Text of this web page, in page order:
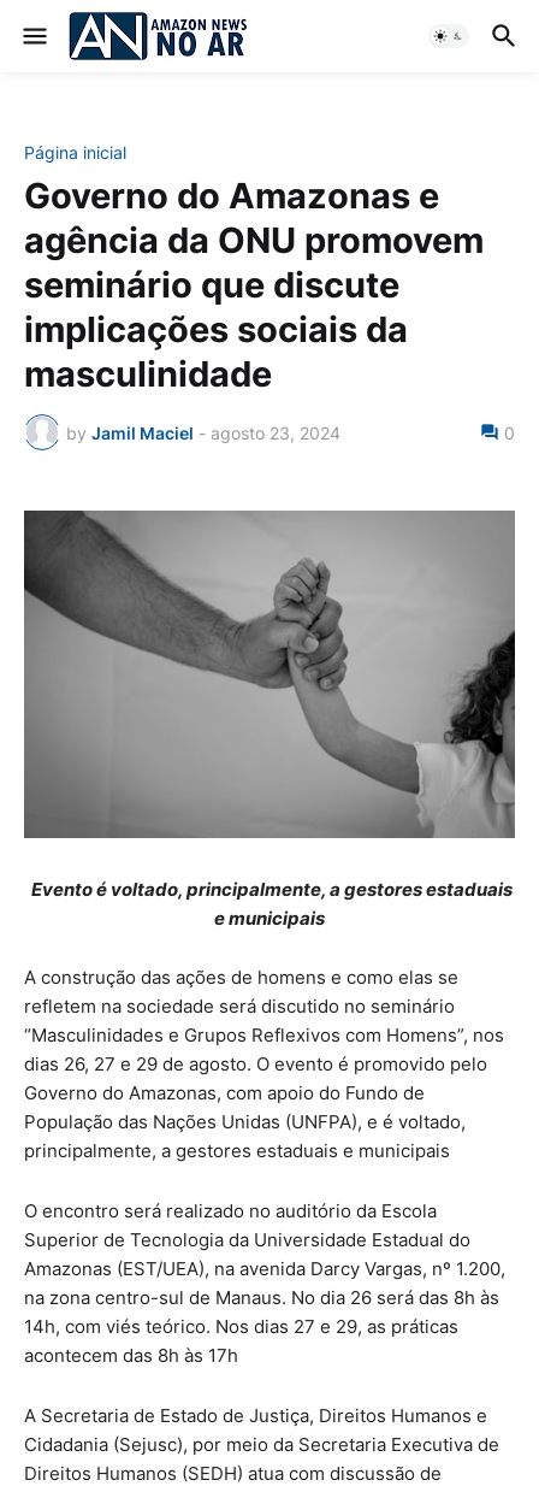
Página inicial
Governo do Amazonas e
agência da ONU promovem
seminário que discute
implicações sociais da
masculinidade
by Jamil Maciel - agosto 23, 2024 0
Evento é voltado, principalmente, a gestores estaduais
e municipais
A construção das ações de homens e como elas se
refletem na sociedade será discutido no seminário
“Masculinidades e Grupos Reflexivos com Homens”, nos
dias 26, 27 e 29 de agosto. O evento é promovido pelo
Governo do Amazonas, com apoio do Fundo de
População das Nações Unidas (UNFPA), e é voltado,
principalmente, a gestores estaduais e municipais
O encontro será realizado no auditório da Escola
Superior de Tecnologia da Universidade Estadual do
Amazonas (EST/UEA), na avenida Darcy Vargas, nº 1.200,
na zona centro-sul de Manaus. No dia 26 será das 8h às
14h, com viés teórico. Nos dias 27 e 29, as práticas
acontecem das 8h às 17h
A Secretaria de Estado de Justiça, Direitos Humanos e
Cidadania (Sejusc), por meio da Secretaria Executiva de
Direitos Humanos (SEDH) atua com discussão de